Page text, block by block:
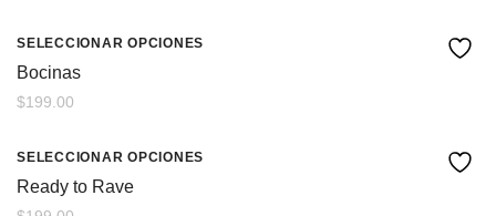
SELECCIONAR OPCIONES
Bocinas
$199.00
SELECCIONAR OPCIONES
Ready to Rave